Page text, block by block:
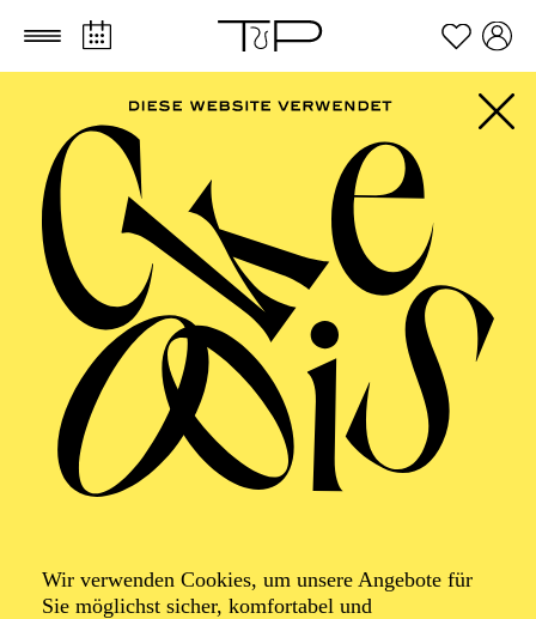
Zum Hauptinhalt springen Zum Footer springen
Wir verwenden Cookies, um unsere Angebote für
Sie möglichst sicher, komfortabel und
AALTO MUSIKTHEATER
Jazz im Aalto
Spring Jazz